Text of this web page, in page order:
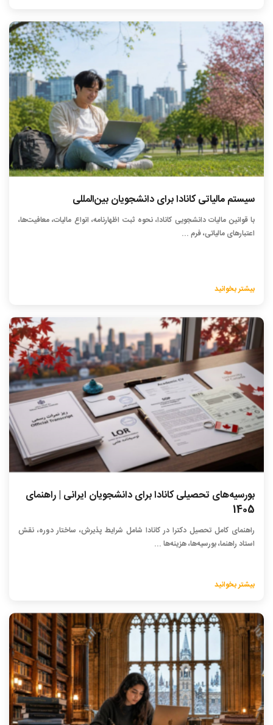
سیستم مالیاتی کانادا برای دانشجویان بین‌المللی
با قوانین مالیات دانشجویی کانادا، نحوه ثبت اظهارنامه، انواع مالیات، معافیت‌ها،
اعتبارهای مالیاتی، فرم ...
بیشتر بخوانید
بورسیه‌های تحصیلی کانادا برای دانشجویان ایرانی | راهنمای
1405
راهنمای کامل تحصیل دکترا در کانادا شامل شرایط پذیرش، ساختار دوره، نقش
استاد راهنما، بورسیه‌ها، هزینه‌ها ...
بیشتر بخوانید